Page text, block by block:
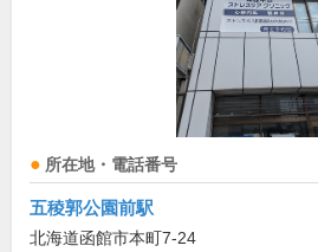
所在地・電話番号
五稜郭公園前駅
北海道函館市本町7-24